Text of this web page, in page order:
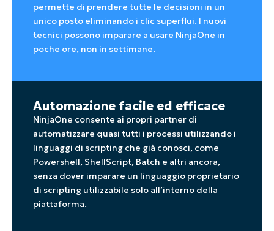
permette di prendere tutte le decisioni in un
unico posto eliminando i clic superflui. I nuovi
tecnici possono imparare a usare NinjaOne in
poche ore, non in settimane.
Automazione facile ed efficace
NinjaOne consente ai propri partner di
automatizzare quasi tutti i processi utilizzando i
linguaggi di scripting che già conosci, come
Powershell, ShellScript, Batch e altri ancora,
senza dover imparare un linguaggio proprietario
di scripting utilizzabile solo all’interno della
piattaforma.